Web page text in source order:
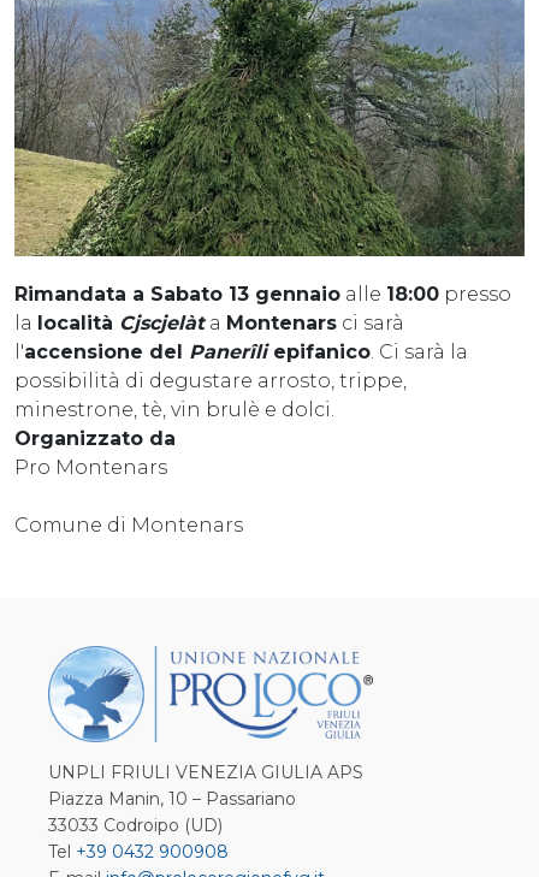
Rimandata a Sabato 13 gennaio alle 18:00 presso
la località Cjscjelàta Montenars ci sarà
l'accensione del Panerîliepifanico . Ci sarà la
possibilità di degustare arrosto, trippe,
minestrone, tè, vin brulè e dolci.
Organizzato da
Pro Montenars
Comune di Montenars
UNPLI FRIULI VENEZIA GIULIA APS
Piazza Manin, 10 – Passariano
33033 Codroipo (UD)
Tel +39 0432 900908